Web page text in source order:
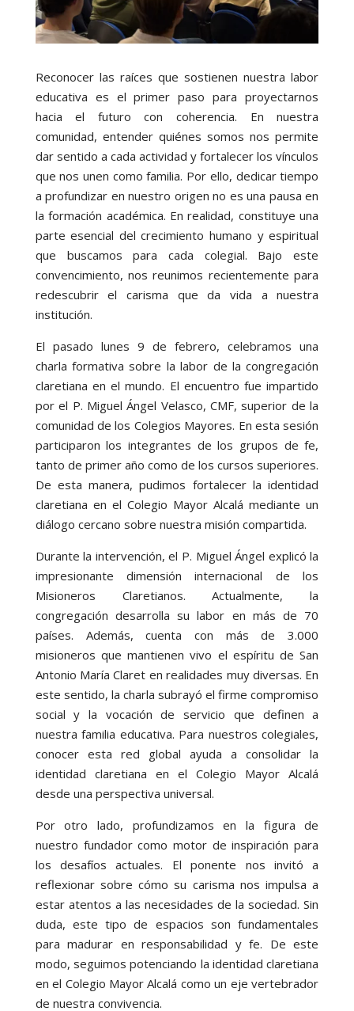
Reconocer las raíces que sostienen nuestra labor
educativa es el primer paso para proyectarnos
hacia el futuro con coherencia. En nuestra
comunidad, entender quiénes somos nos permite
dar sentido a cada actividad y fortalecer los vínculos
que nos unen como familia. Por ello, dedicar tiempo
a profundizar en nuestro origen no es una pausa en
la formación académica. En realidad, constituye una
parte esencial del crecimiento humano y espiritual
que buscamos para cada colegial. Bajo este
convencimiento, nos reunimos recientemente para
redescubrir el carisma que da vida a nuestra
institución.
El pasado lunes 9 de febrero, celebramos una
charla formativa sobre la labor de la congregación
claretiana en el mundo. El encuentro fue impartido
por el P. Miguel Ángel Velasco, CMF, superior de la
comunidad de los Colegios Mayores. En esta sesión
participaron los integrantes de los grupos de fe,
tanto de primer año como de los cursos superiores.
De esta manera, pudimos fortalecer la identidad
claretiana en el Colegio Mayor Alcalá mediante un
diálogo cercano sobre nuestra misión compartida.
Durante la intervención, el P. Miguel Ángel explicó la
impresionante dimensión internacional de los
Misioneros Claretianos. Actualmente, la
congregación desarrolla su labor en más de 70
países. Además, cuenta con más de 3.000
misioneros que mantienen vivo el espíritu de San
Antonio María Claret en realidades muy diversas. En
este sentido, la charla subrayó el firme compromiso
social y la vocación de servicio que definen a
nuestra familia educativa. Para nuestros colegiales,
conocer esta red global ayuda a consolidar la
identidad claretiana en el Colegio Mayor Alcalá
desde una perspectiva universal.
Por otro lado, profundizamos en la figura de
nuestro fundador como motor de inspiración para
los desafíos actuales. El ponente nos invitó a
reflexionar sobre cómo su carisma nos impulsa a
estar atentos a las necesidades de la sociedad. Sin
duda, este tipo de espacios son fundamentales
para madurar en responsabilidad y fe. De este
modo, seguimos potenciando la identidad claretiana
en el Colegio Mayor Alcalá como un eje vertebrador
de nuestra convivencia.